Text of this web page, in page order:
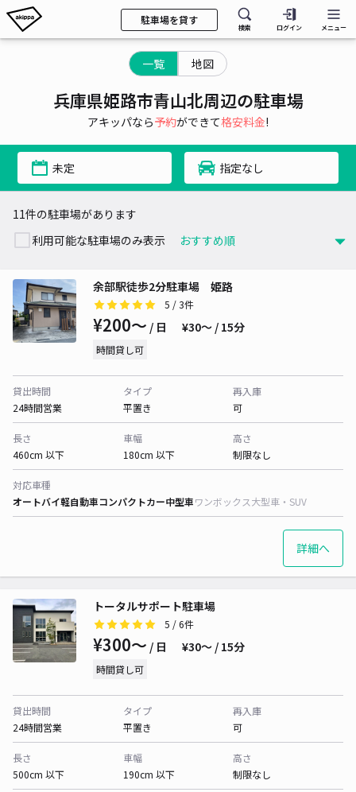
駐車場を貸す
検索 ログイン メニュー
一覧 地図
兵庫県姫路市青山北周辺の駐車場
アキッパなら予約ができて格安料金!
未定 指定なし
11件の駐車場があります
利用可能な駐車場のみ表示
余部駅徒歩2分駐車場 姫路
5 / 3件
¥200〜 / 日 ¥30〜 / 15分
時間貸し可
貸出時間
24時間営業
タイプ
平置き
再入庫
可
長さ
460cm 以下
車幅
180cm 以下
高さ
制限なし
対応車種
オートバイ軽自動車コンパクトカー中型車ワンボックス大型車・SUV
詳細へ
トータルサポート駐車場
5 / 6件
¥300〜 / 日 ¥30〜 / 15分
時間貸し可
貸出時間
24時間営業
タイプ
平置き
再入庫
可
長さ
500cm 以下
車幅
190cm 以下
高さ
制限なし